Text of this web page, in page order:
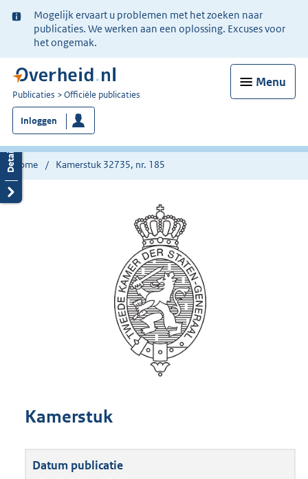
Ter
informatie:
Mogelijk ervaart u problemen met het zoeken naar
publicaties. We werken aan een oplossing. Excuses voor
het ongemak.
Menu
U
bent
nu
hier:
Publicaties Officiële publicaties
Inloggen
Home Kamerstuk 32735, nr. 185
Kamerstuk